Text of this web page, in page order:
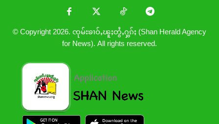
© Copyright 2026. ၸုမ်းၶၢဝ်ႇၽူႈတွႆႇႁွၵ်ႈ (Shan Herald Agency
for News). All rights reserved.